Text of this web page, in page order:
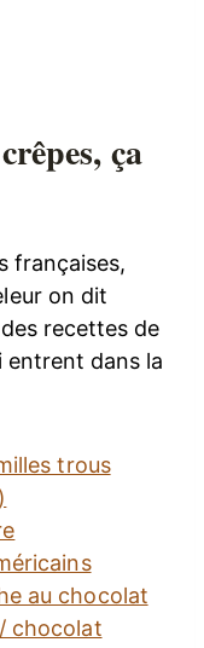
ça
françaises,
on dit
recettes de
entrent dans la
trous
au chocolat
chocolat